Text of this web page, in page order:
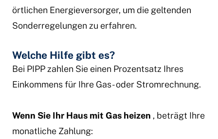
örtlichen Energieversorger, um die geltenden
Sonderregelungen zu erfahren.
Welche Hilfe gibt es?
Bei PIPP zahlen Sie einen Prozentsatz Ihres
Einkommens für Ihre Gas- oder Stromrechnung.
Wenn Sie Ihr Haus mit Gas heizen , beträgt Ihre
monatliche Zahlung: